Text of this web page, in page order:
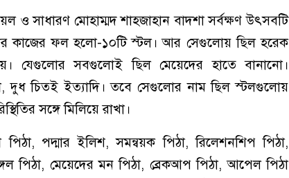
ও সাধারণ মোহাম্মদ শাহজাহান বাদশা সর্বক্ষণ উৎসবটি
কাজের ফল হলো-১০টি স্টল। আর সেগুলোয় ছিল হরেক
যেগুলোর সবগুলোই ছিল মেয়েদের হাতে বানানো।
দুধ চিতই ইত্যাদি। তবে সেগুলোর নাম ছিল স্টলগুলোয়
সঙ্গে মিলিয়ে রাখা।
পিঠা, পদ্মার ইলিশ, সমন্বয়ক পিঠা, রিলেশনশিপ পিঠা,
পিঠা, মেয়েদের মন পিঠা, ব্রেকআপ পিঠা, আপেল পিঠা